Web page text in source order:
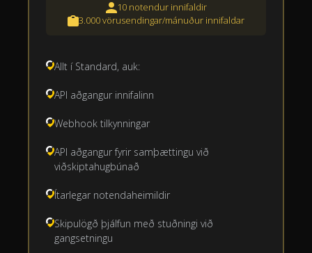
10 notendur innifaldir
3.000 vörusendingar/mánuður innifaldar
Allt í Standard, auk:
API aðgangur innifalinn
Webhook tilkynningar
API aðgangur fyrir samþættingu við
viðskiptahugbúnað
Ítarlegar notendaheimildir
Skipulögð þjálfun með stuðningi við
gangsetningu